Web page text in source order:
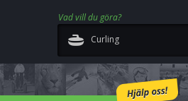
Vad vill du göra?
Curling